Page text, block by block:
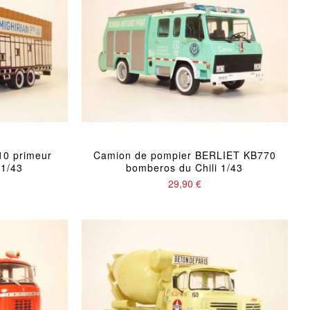
primeur
43
Camion de pompier BERLIET KB770
bomberos du Chili 1/43
29,90 €